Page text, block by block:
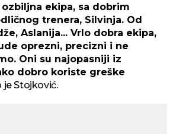
ekipa, sa dobrim
trenera, Silvinja. Od
Aslanija... Vrlo dobra ekipa,
oprezni, precizni i ne
Oni su najopasniji iz
dobro koriste greške
je Stojković.